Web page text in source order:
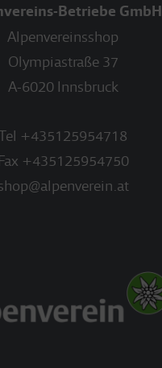
Betriebe GmbH
Alpenvereinsshop
Olympiastraße 37
A-6020 Innsbruck
+435125954718
Fax +435125954750